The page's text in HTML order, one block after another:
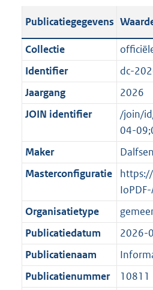
b
i
c
a
t
i
i
n
f
r
m
a
a
t
o
t
t
e
:
o
b
e
k
n
d
Publicatiegegevens
Collectie
Identifier
dc-
Jaargang
2026
JOIN identifier
/join/
04-
Maker
Dalfsen
Masterconfiguratie
Organisatietype
Publicatiedatum
2026-
Publicatienaam
Publicatienummer
10811